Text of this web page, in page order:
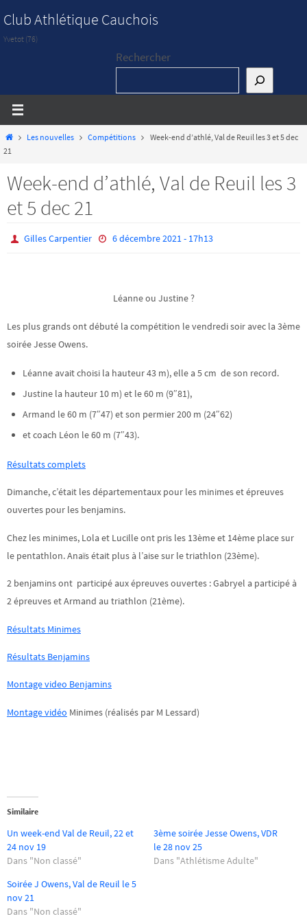
vers
le
Club Athlétique Cauchois
Yvetot (76)
Rechercher
HomeLes nouvelles Compétitions
Week-end d’athlé, Val de Reuil les 3 et 5 dec
21
Week-end d’athlé, Val de Reuil les 3
et 5 dec 21
Gilles Carpentier 6 décembre 2021 - 17h13
Léanne ou Justine ?
Les plus grands ont débuté la compétition le vendredi soir avec la 3ème
soirée Jesse Owens.
Léanne avait choisi la hauteur 43 m), elle a 5 cm de son record.
Justine la hauteur 10 m) et le 60 m (9″81),
Armand le 60 m (7″47) et son permier 200 m (24″62)
et coach Léon le 60 m (7″43).
Résultats complets
Dimanche, c’était les départementaux pour les minimes et épreuves
ouvertes pour les benjamins.
Chez les minimes, Lola et Lucille ont pris les 13ème et 14ème place sur
le pentathlon. Anaïs était plus à l’aise sur le triathlon (23ème).
2 benjamins ont participé aux épreuves ouvertes : Gabryel a participé à
2 épreuves et Armand au triathlon (21ème).
Résultats Minimes
Résultats Benjamins
Montage video Benjamins
Montage vidéo Minimes (réalisés par M Lessard)
Similaire
Un week-end Val de Reuil, 22 et
24 nov 19
Dans "Non classé"
3ème soirée Jesse Owens, VDR
le 28 nov 25
Dans "Athlétisme Adulte"
Soirée J Owens, Val de Reuil le 5
nov 21
Dans "Non classé"